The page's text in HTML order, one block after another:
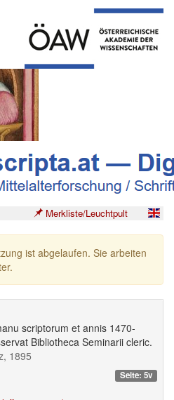
Merkliste/Leuchtpult
ist abgelaufen. Sie arbeiten
scriptorum et annis 1470-
Bibliotheca Seminarii cleric.
1895
Seite: 5v